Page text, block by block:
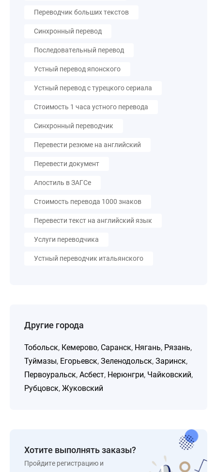
Переводчик больших текстов
Синхронный перевод
Последовательный перевод
Устный перевод японского
Устный перевод с турецкого сериала
Стоимость 1 часа устного перевода
Синхронный переводчик
Перевести резюме на английский
Перевести документ
Апостиль в ЗАГСе
Стоимость перевода 1000 знаков
Перевести текст на английский язык
Услуги переводчика
Устный переводчик итальянского
Другие города
Тобольск, Кемерово, Саранск, Нягань, Рязань,
Туймазы, Егорьевск, Зеленодольск, Заринск,
Первоуральск, Асбест, Нерюнгри, Чайковский,
Рубцовск, Жуковский
Хотите выполнять заказы?
Пройдите регистрацию и